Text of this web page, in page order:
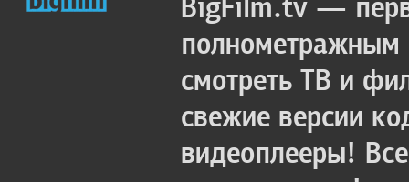
BigFilm.tv —
полнометражным
смотреть ТВ и
свежие версии
видеоплееры!